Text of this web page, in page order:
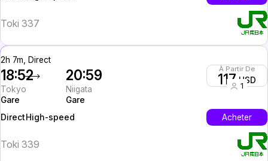
Toki 337
2h 7m, Direct
18:52
Tokyo
Gare
20:59
Niigata
Gare
À Partir De
117 USD
1
DirectHigh-speed Acheter
Toki 339